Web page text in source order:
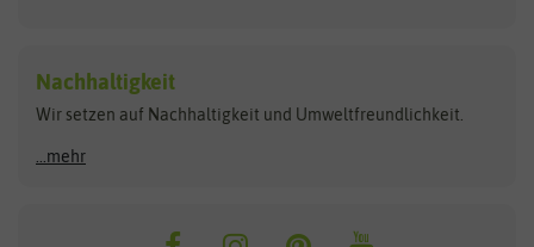
Heizmatte & Heizkabel
Kokos-Quelltabletten
Zimmergewächshaus
Carl Pabst
Florissa
Flortis
Franchi Sementi
Hortitops
JUB Holland
Nachhaltigkeit
Wir setzen auf Nachhaltigkeit und Umweltfreundlichkeit.
...mehr